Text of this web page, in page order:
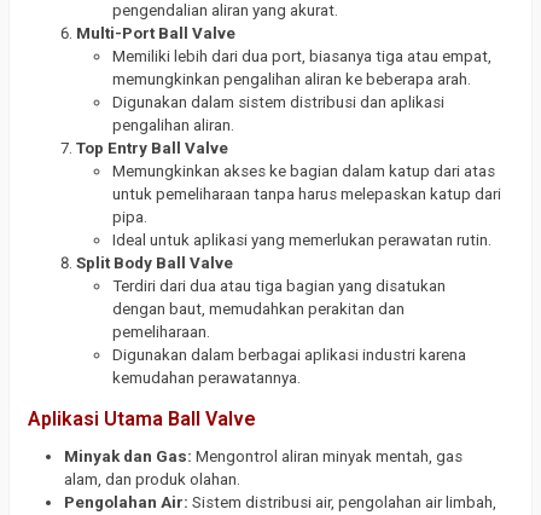
pengendalian aliran yang akurat.
Multi-Port Ball Valve
Memiliki lebih dari dua port, biasanya tiga atau empat,
memungkinkan pengalihan aliran ke beberapa arah.
Digunakan dalam sistem distribusi dan aplikasi
pengalihan aliran.
Top Entry Ball Valve
Memungkinkan akses ke bagian dalam katup dari atas
untuk pemeliharaan tanpa harus melepaskan katup dari
pipa.
Ideal untuk aplikasi yang memerlukan perawatan rutin.
Split Body Ball Valve
Terdiri dari dua atau tiga bagian yang disatukan
dengan baut, memudahkan perakitan dan
pemeliharaan.
Digunakan dalam berbagai aplikasi industri karena
kemudahan perawatannya.
Aplikasi Utama Ball Valve
Minyak dan Gas: Mengontrol aliran minyak mentah, gas
alam, dan produk olahan.
Pengolahan Air: Sistem distribusi air, pengolahan air limbah,